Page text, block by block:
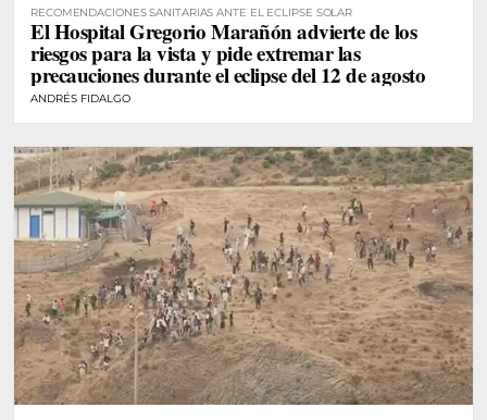
RECOMENDACIONES SANITARIAS ANTE EL ECLIPSE SOLAR
El Hospital Gregorio Marañón advierte de los
riesgos para la vista y pide extremar las
precauciones durante el eclipse del 12 de agosto
ANDRÉS FIDALGO